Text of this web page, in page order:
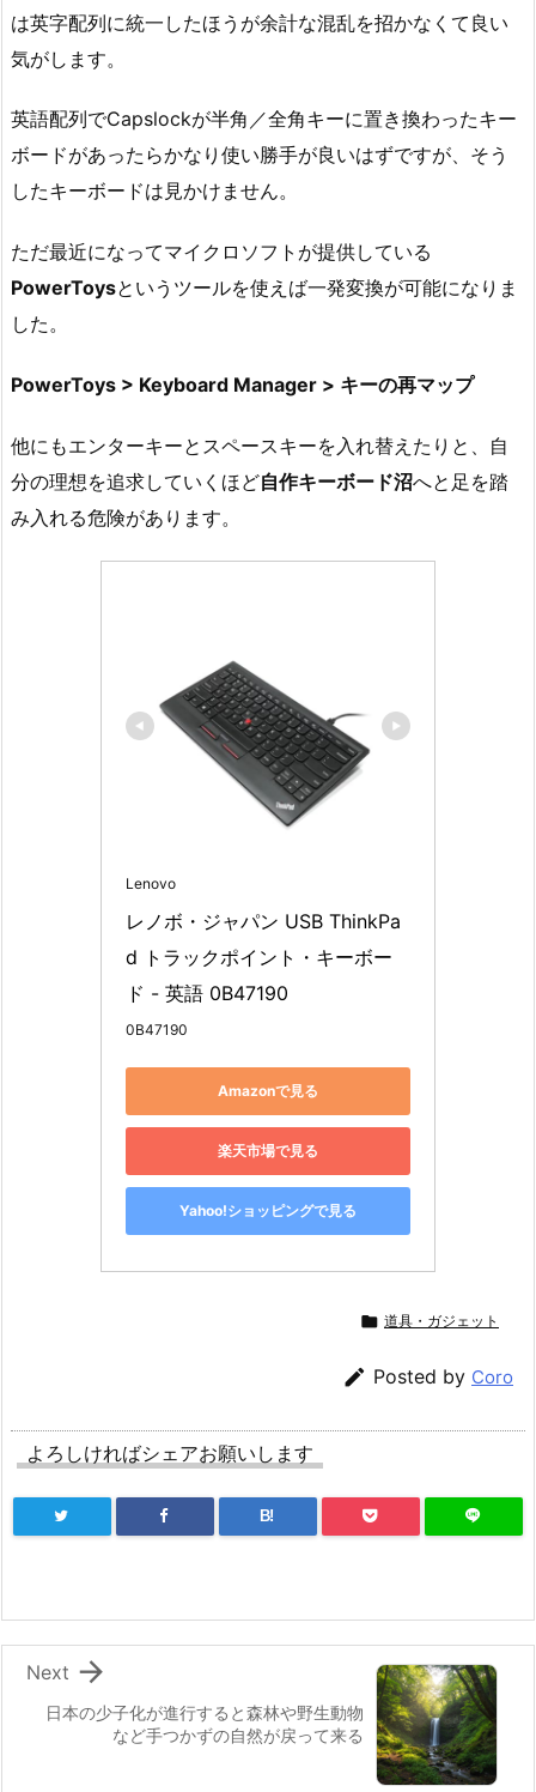
は英字配列に統一したほうが余計な混乱を招かなくて良い
気がします。
英語配列でCapslockが半角／全角キーに置き換わったキー
ボードがあったらかなり使い勝手が良いはずですが、そう
したキーボードは見かけません。
ただ最近になってマイクロソフトが提供している
PowerToysというツールを使えば一発変換が可能になりま
した。
PowerToys > Keyboard Manager > キーの再マップ
他にもエンターキーとスペースキーを入れ替えたりと、自
分の理想を追求していくほど自作キーボード沼へと足を踏
み入れる危険があります。
Lenovo
レノボ・ジャパン USB ThinkPa
d トラックポイント・キーボー
ド - 英語 0B47190
0B47190
Amazonで見る
楽天市場で見る
Yahoo!ショッピングで見る
 道具・ガジェット
 Posted by Coro
よろしければシェアお願いします
B!
日本の少子化が進行すると森林や野生動物
など手つかずの自然が戻って来る

Next